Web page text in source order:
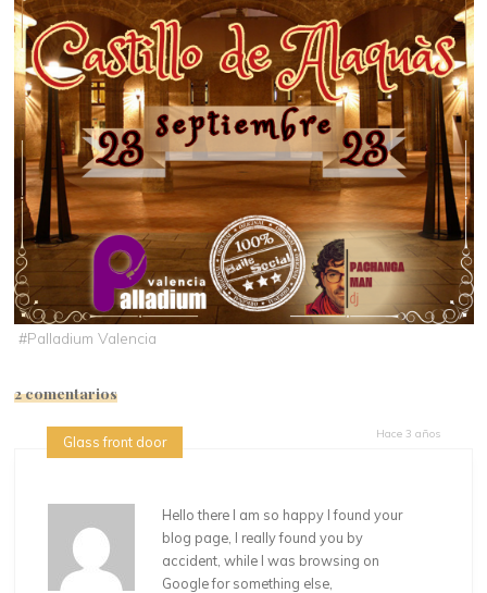
#Palladium Valencia
2 comentarios
Hace 3 años
Glass front door
Hello there I am so happy I found your
blog page, I really found you by
accident, while I was browsing on
Google for something else,